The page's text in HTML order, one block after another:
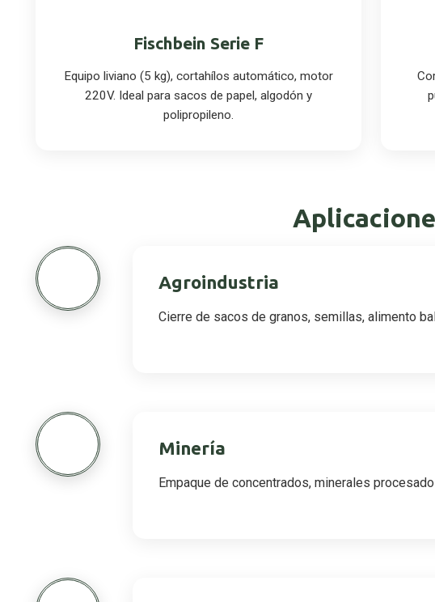
Fischbein Serie F
Equipo liviano (5 kg), cortahílos automático, motor
220V. Ideal para sacos de papel, algodón y
polipropileno.
Agroindustria
Cierre de sacos de granos, semillas, alimento
Minería
Empaque de concentrados, minerales